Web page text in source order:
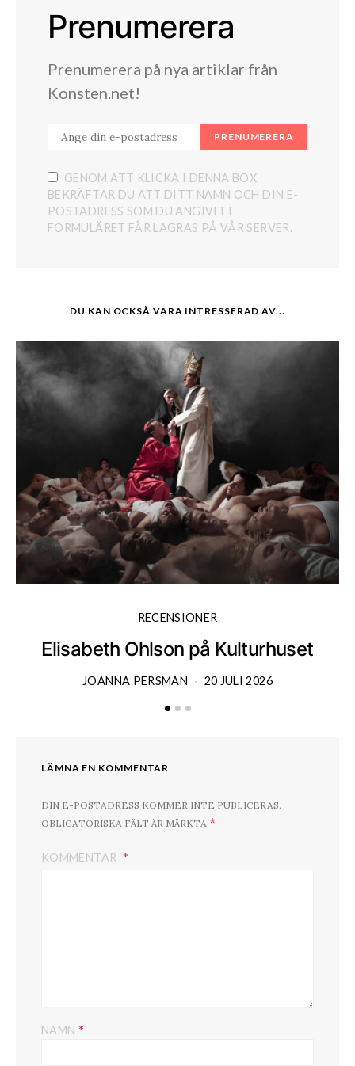
Prenumerera
Prenumerera på nya artiklar från
Konsten.net!
PRENUMERERA
GENOM ATT KLICKA I DENNA BOX
BEKRÄFTAR DU ATT DITT NAMN OCH DIN E-
POSTADRESS SOM DU ANGIVIT I
FORMULÄRET FÅR LAGRAS PÅ VÅR SERVER.
DU KAN OCKSÅ VARA INTRESSERAD AV...
RECENSIONER
Elisabeth Ohlson på Kulturhuset
JOANNA PERSMAN 20 JULI 2026
LÄMNA EN KOMMENTAR
DIN E-POSTADRESS KOMMER INTE PUBLICERAS.
OBLIGATORISKA FÄLT ÄR MÄRKTA *
KOMMENTAR
NAMN *